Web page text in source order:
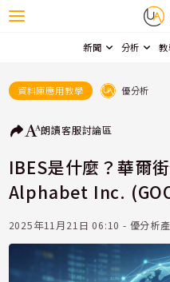
新聞 分析 教
資料庫應用教學 優分析
朗讀客服討論區
IBES是什麼？華爾
Alphabet Inc.
2025年11月21日 06:10 - 優分析